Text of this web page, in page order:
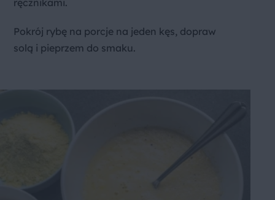
ręcznikami.
Pokrój rybę na porcje na jeden kęs, dopraw
solą i pieprzem do smaku.